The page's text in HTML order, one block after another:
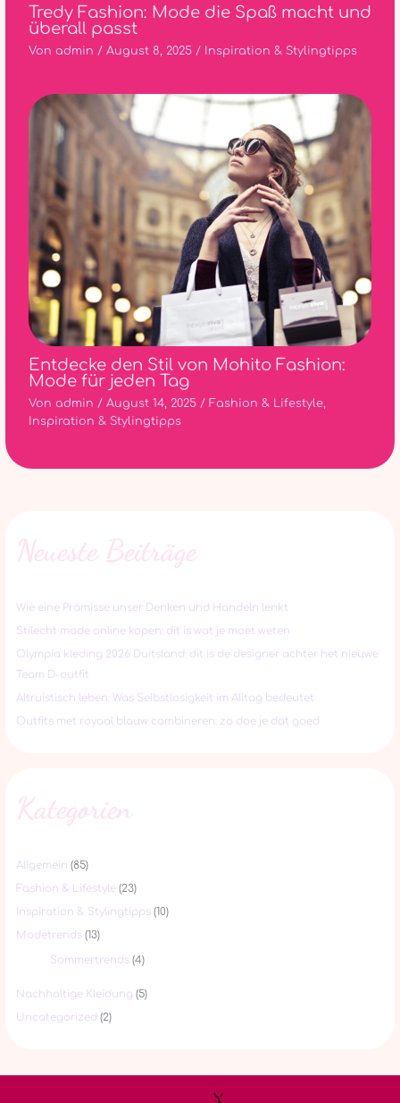
Tredy Fashion: Mode die Spaß macht und
überall passt
Von admin / August 8, 2025 / Inspiration & Stylingtipps
Entdecke den Stil von Mohito Fashion:
Mode für jeden Tag
Von admin / August 14, 2025 / Fashion & Lifestyle,
Inspiration & Stylingtipps
Neueste Beiträge
Wie eine Prämisse unser Denken und Handeln lenkt
Stilecht mode online kopen: dit is wat je moet weten
Olympia kleding 2026 Duitsland: dit is de designer achter het nieuwe
Team D-outfit
Altruistisch leben: Was Selbstlosigkeit im Alltag bedeutet
Outfits met royaal blauw combineren: zo doe je dat goed
Kategorien
Allgemein (85)
Fashion & Lifestyle (23)
Inspiration & Stylingtipps (10)
Modetrends (13)
Sommertrends (4)
Nachhaltige Kleidung (5)
Uncategorized (2)